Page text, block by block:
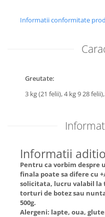
Informatii conformitate
Greutate:
3 kg (21 felii),4 kg 9 28 felii),
Informatii
Pentru ca vorbim
finala poate sa difere cu
solicitata, lucru valabil
torturi de botez sau
500g.
Alergeni: lapte, oua,